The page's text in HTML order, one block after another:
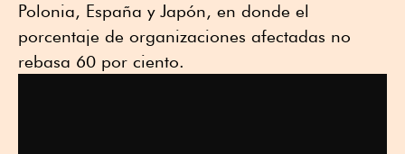
Polonia, España y Japón, en donde el
porcentaje de organizaciones afectadas no
rebasa 60 por ciento.